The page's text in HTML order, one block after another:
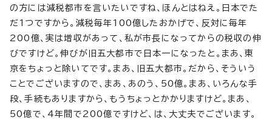
の方には減税都市を言いたいですね、ほんとはねえ。日本でた
だ1つですから。減税毎年100億したおかげで、反対に毎年
200億、実は増収があって、私が市長になってからの税収の伸
びですけど。伸びが旧五大都市で日本一になったと。まあ、東
京をちょっと除いてです。まあ、旧五大都市。だから、そういう
ことでございますので、まあ、あのう、50億。まあ、いろんな手
段、手続もありますから、もうちょっとかかりますけど。まあ、
50億で、4年間で200億ですけど、は、大丈夫でございます。